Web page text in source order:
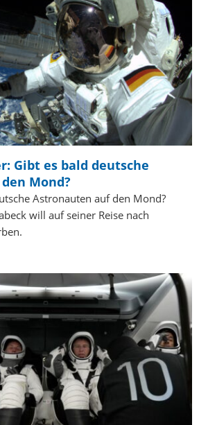
Gibt es bald deutsche
Mond?
Astronauten auf den Mond?
will auf seiner Reise nach